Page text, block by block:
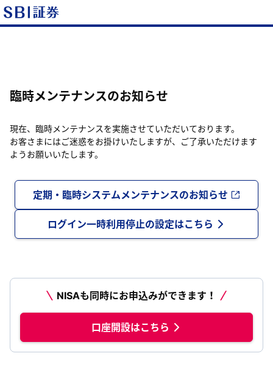
臨時メンテナンスのお知らせ
現在、臨時メンテナンスを実施させていただいております。
お客さまにはご迷惑をお掛けいたしますが、ご了承いただけます
ようお願いいたします。
定期・臨時システムメンテナンスのお知らせ
ログイン一時利用停止の設定はこちら
NISAも同時にお申込みができます！
口座開設はこちら